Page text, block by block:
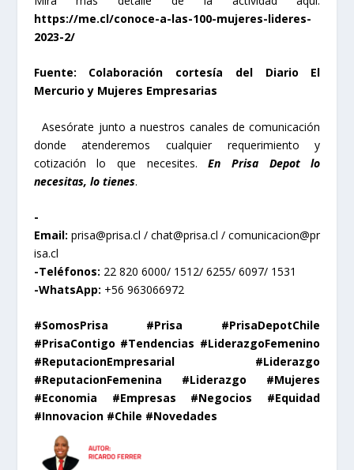
https://me.cl/conoce-a-las-100-mujeres-lideres-
2023-2/
Fuente: Colaboración cortesía del Diario El
Mercurio y Mujeres Empresarias
Asesórate junto a nuestros canales de comunicación
donde atenderemos cualquier requerimiento y
cotización lo que necesites.En Prisa Depot lo
necesitas, lo tienes.
-
Email: prisa@prisa.cl /chat@prisa.cl /comunicacion@pr
isa.cl
-Teléfonos: 22 820 6000/ 1512/ 6255/ 6097/ 1531
-WhatsApp: +56 963066972
#SomosPrisa #Prisa #PrisaDepotChile
#PrisaContigo #Tendencias #LiderazgoFemenino
#ReputacionEmpresarial #Liderazgo
#ReputacionFemenina #Liderazgo #Mujeres
#Economia #Empresas #Negocios #Equidad
#Innovacion #Chile #Novedades